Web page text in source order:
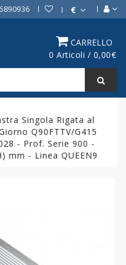
€
CARRELLO
0 Articoli / 0,00€
Singola Rigata al
Q90FTTV/G415
- Prof. Serie 900 -
mm - Linea QUEEN9